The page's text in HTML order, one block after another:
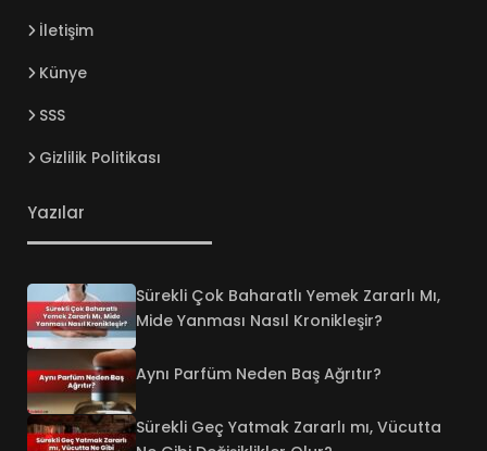
İletişim
Künye
SSS
Gizlilik Politikası
Yazılar
Sürekli Çok Baharatlı Yemek Zararlı Mı,
Mide Yanması Nasıl Kronikleşir?
Aynı Parfüm Neden Baş Ağrıtır?
Sürekli Geç Yatmak Zararlı mı, Vücutta